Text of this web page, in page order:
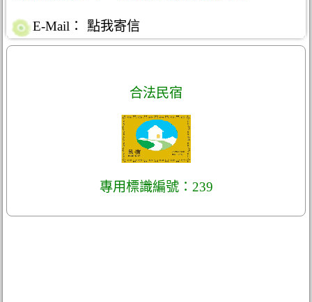
E-Mail： 點我寄信
合法民宿
專用標識編號：239